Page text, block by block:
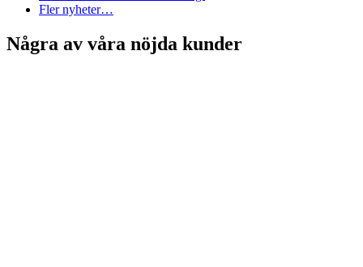
Fler nyheter…
Några av våra nöjda kunder